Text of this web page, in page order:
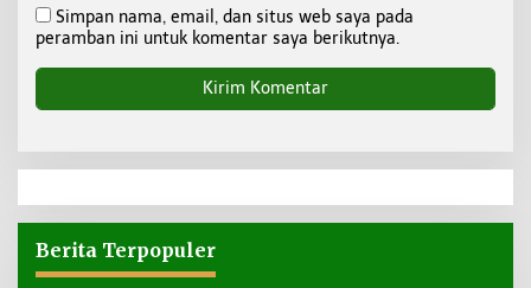
Simpan nama, email, dan situs web saya pada
peramban ini untuk komentar saya berikutnya.
Berita Terpopuler